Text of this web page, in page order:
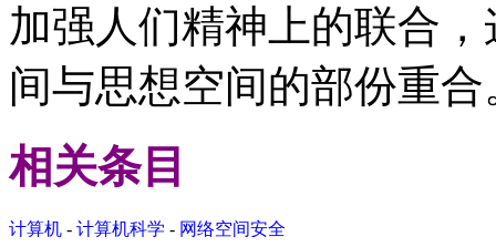
加强人们精神上的联合
间与思想空间的部份重合
相关条目
计算机 - 计算机科学 - 网络空间安全